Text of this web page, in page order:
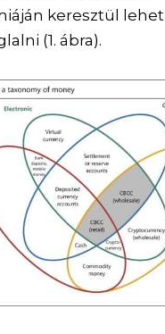
keresztül lehet
(1. ábra).